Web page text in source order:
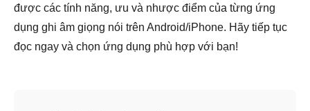
được các tính năng, ưu và nhược điểm của từng ứng
dụng ghi âm giọng nói trên Android/iPhone. Hãy tiếp tục
đọc ngay và chọn ứng dụng phù hợp với bạn!